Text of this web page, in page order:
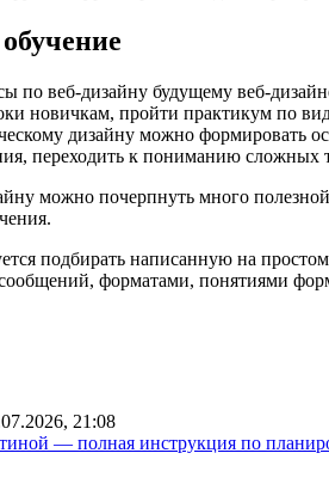
по веб-дизайну будущему веб-
новичкам, пройти практикум по
дизайну можно формировать
переходить к пониманию сложных
можно почерпнуть много
подбирать написанную на
форматами, понятиями
21:08
— полная инструкция по